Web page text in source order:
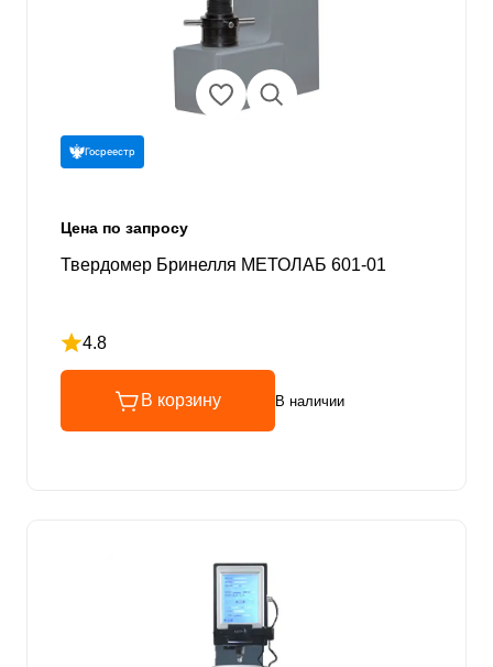
Госреестр
Цена по запросу
Твердомер Бринелля МЕТОЛАБ 601-01
4.8
Рейтинг 4.8 из 5
В корзину В наличии